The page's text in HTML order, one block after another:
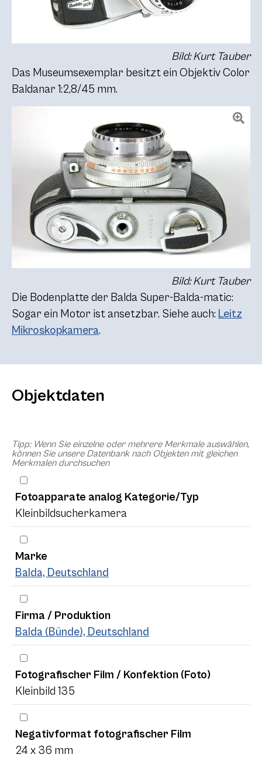
Bild: Kurt Tauber
Das Museumsexemplar besitzt ein Objektiv Color
Baldanar 1:2,8/45 mm.
Bild: Kurt Tauber
Die Bodenplatte der Balda Super-Balda-matic:
Sogar ein Motor ist ansetzbar. Siehe auch: Leitz
Mikroskopkamera.
Objektdaten
Tipp: Wenn Sie einzelne oder mehrere Merkmale auswählen,
können Sie unsere Datenbank nach Objekten mit gleichen
Merkmalen durchsuchen
Fotoapparate analog Kategorie/Typ
Kleinbildsucherkamera
Marke
Balda, Deutschland
Firma / Produktion
Balda (Bünde), Deutschland
Fotografischer Film / Konfektion (Foto)
Kleinbild 135
Negativformat fotografischer Film
24 x 36 mm